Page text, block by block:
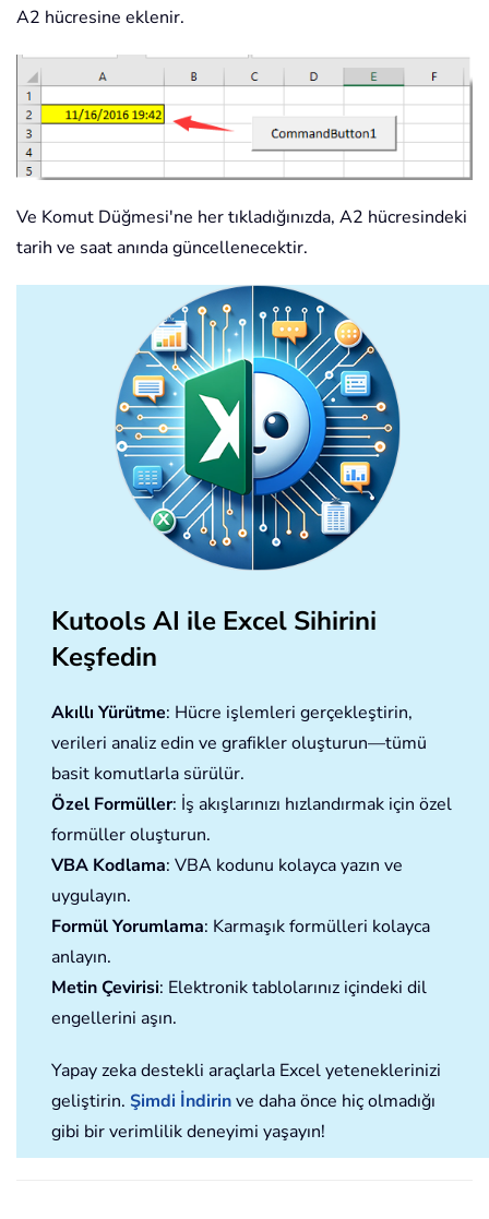
A2 hücresine eklenir.
Ve Komut Düğmesi'ne her tıkladığınızda, A2 hücresindeki
tarih ve saat anında güncellenecektir.
Kutools AI ile Excel Sihirini
Keşfedin
Akıllı Yürütme: Hücre işlemleri gerçekleştirin,
verileri analiz edin ve grafikler oluşturun—tümü
basit komutlarla sürülür.
Özel Formüller: İş akışlarınızı hızlandırmak için özel
formüller oluşturun.
VBA Kodlama: VBA kodunu kolayca yazın ve
uygulayın.
Formül Yorumlama: Karmaşık formülleri kolayca
anlayın.
Metin Çevirisi: Elektronik tablolarınız içindeki dil
engellerini aşın.
Yapay zeka destekli araçlarla Excel yeteneklerinizi
geliştirin. Şimdi İndirinve daha önce hiç olmadığı
gibi bir verimlilik deneyimi yaşayın!